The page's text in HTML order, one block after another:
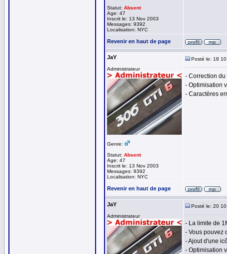
Statut: Absent
Age: 47
Inscrit le: 13 Nov 2003
Messages: 9392
Localisation: NYC
Revenir en haut de page
JaY
Administrateur
Genre:
Statut: Absent
Age: 47
Inscrit le: 13 Nov 2003
Messages: 9392
Localisation: NYC
Posté le: 18
- Correction
- Optimisation
- Caractères
Revenir en haut de page
JaY
Administrateur
Posté le: 20
- La limite de
- Vous pouvez
- Ajout d'une
- Optimisation